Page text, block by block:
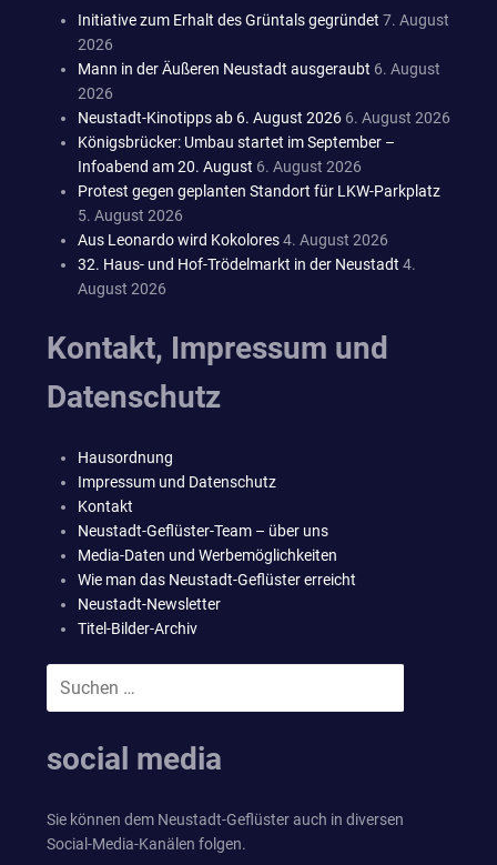
Initiative zum Erhalt des Grüntals gegründet 7. August
2026
Mann in der Äußeren Neustadt ausgeraubt 6. August
2026
Neustadt-Kinotipps ab 6. August 2026 6. August 2026
Königsbrücker: Umbau startet im September –
Infoabend am 20. August 6. August 2026
Protest gegen geplanten Standort für LKW-Parkplatz
5. August 2026
Aus Leonardo wird Kokolores4. August 2026
32. Haus- und Hof-Trödelmarkt in der Neustadt 4.
August 2026
Kontakt, Impressum und
Datenschutz
Hausordnung
Impressum und Datenschutz
Kontakt
Neustadt-Geflüster-Team – über uns
Media-Daten und Werbemöglichkeiten
Wie man das Neustadt-Geflüster erreicht
Neustadt-Newsletter
Titel-Bilder-Archiv
social media
Sie können dem Neustadt-Geflüster auch in diversen
Social-Media-Kanälen folgen.